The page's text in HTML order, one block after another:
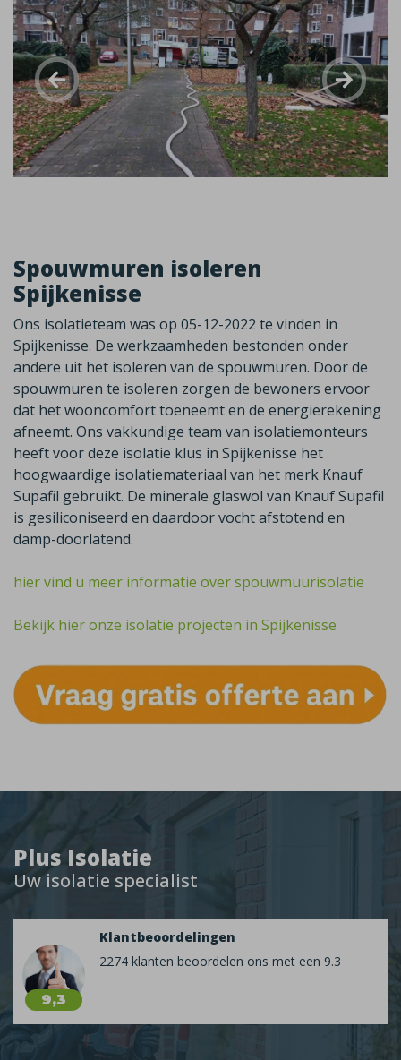
Plus Isolatie
Uw isolatie specialist
9,3
Klantbeoordelingen
2274 klanten beoordelen ons met een 9.3
Spouwmuren isoleren
Spijkenisse
Ons isolatieteam was op 05-12-2022 te vinden in
Spijkenisse. De werkzaamheden bestonden onder
andere uit het isoleren van de spouwmuren. Door de
spouwmuren te isoleren zorgen de bewoners ervoor
dat het wooncomfort toeneemt en de energierekening
afneemt. Ons vakkundige team van isolatiemonteurs
heeft voor deze isolatie klus in Spijkenisse het
hoogwaardige isolatiemateriaal van het merk Knauf
Supafil gebruikt. De minerale glaswol van Knauf Supafil
is gesiliconiseerd en daardoor vocht afstotend en
damp-doorlatend.
hier vind u meer informatie over spouwmuurisolatie
Bekijk hier onze isolatie projecten in Spijkenisse